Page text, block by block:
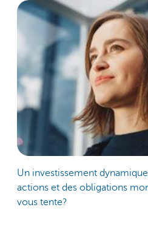
Un investissement
actions et des obligations
vous tente?